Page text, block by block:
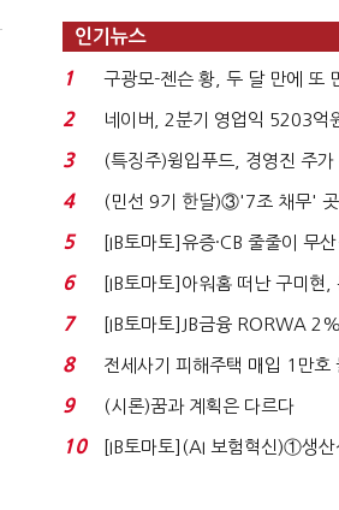
인기뉴스
1
구광모-젠슨 황, 두 달 만에 또
로봇·AI 등 논...
2
네이버, 2분기 영업익 5203억
비 0.2% 감소...
3
(특징주)윙입푸드, 경영진 주가
지에 상한가...
4
(민선 9기 한달)③'7조 채무'
격…추미애, 20년...
5
[IB토마토]유증·CB 줄줄이 무
닥 벌점 급증에 ...
6
[IB토마토]아워홈 떠난 구미현,
340억 베팅…가...
7
[IB토마토]JB금융 RORWA
실적 견인은 은행 ...
8
전세사기 피해주택 매입 1만
누적 피해자 4만2...
9 (시론)꿈과 계획은 다르다
10
[IB토마토](AI 보험혁신)①생산